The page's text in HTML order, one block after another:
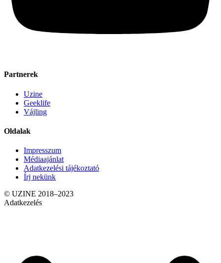
Partnerek
Uzine
Geeklife
Vájling
Oldalak
Impresszum
Médiaajánlat
Adatkezelési tájékoztató
Írj nekünk
© UZINE 2018–2023
Adatkezelés